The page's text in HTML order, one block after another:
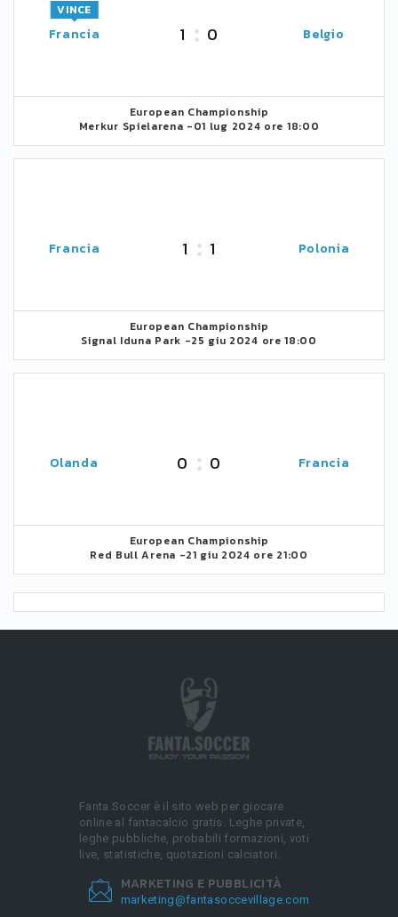
Francia
VINCE
1 0 Belgio
European Championship
Merkur Spielarena -01 lug 2024 ore 18:00
Francia 1 1 Polonia
European Championship
Signal Iduna Park -25 giu 2024 ore 18:00
Olanda 0 0 Francia
European Championship
Red Bull Arena -21 giu 2024 ore 21:00
Fanta.Soccer è il sito web per giocare
online al fantacalcio gratis. Leghe private,
leghe pubbliche, probabili formazioni, voti
live, statistiche, quotazioni calciatori.
MARKETING E PUBBLICITÀ
marketing@fantasoccevillage.com